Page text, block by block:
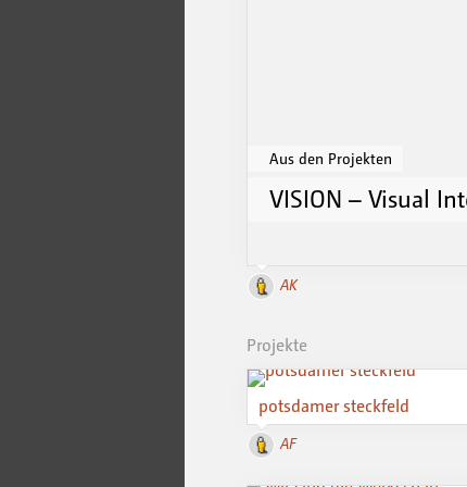
Aus den Projekten
VISION – Visual
AK
Projekte
potsdamer steckfeld
AF